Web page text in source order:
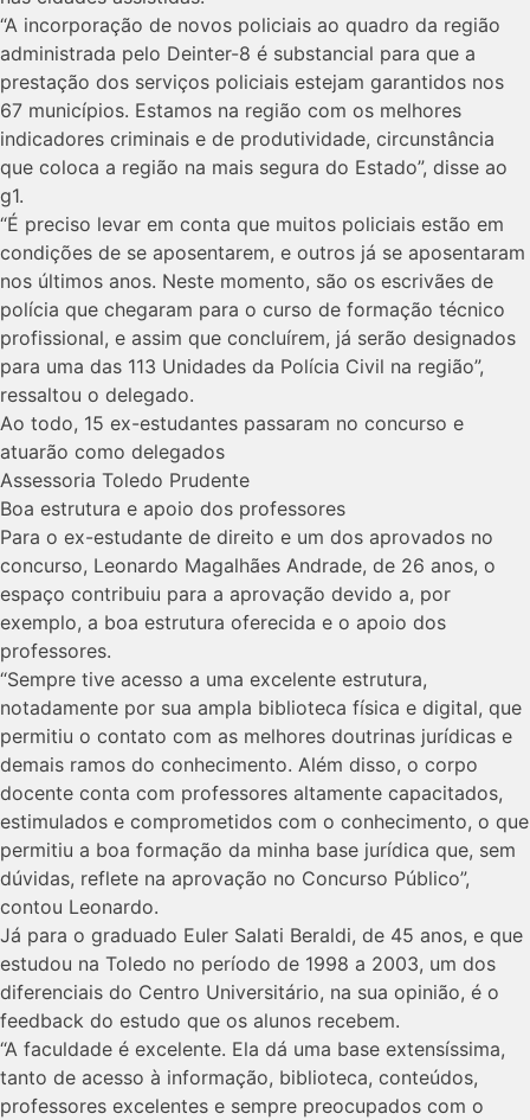
“A incorporação de novos policiais ao quadro da região
administrada pelo Deinter-8 é substancial para que a
prestação dos serviços policiais estejam garantidos nos
67 municípios. Estamos na região com os melhores
indicadores criminais e de produtividade, circunstância
que coloca a região na mais segura do Estado”, disse ao
g1.
“É preciso levar em conta que muitos policiais estão em
condições de se aposentarem, e outros já se aposentaram
nos últimos anos. Neste momento, são os escrivães de
polícia que chegaram para o curso de formação técnico
profissional, e assim que concluírem, já serão designados
para uma das 113 Unidades da Polícia Civil na região”,
ressaltou o delegado.
Ao todo, 15 ex-estudantes passaram no concurso e
atuarão como delegados
Assessoria Toledo Prudente
Boa estrutura e apoio dos professores
Para o ex-estudante de direito e um dos aprovados no
concurso, Leonardo Magalhães Andrade, de 26 anos, o
espaço contribuiu para a aprovação devido a, por
exemplo, a boa estrutura oferecida e o apoio dos
professores.
“Sempre tive acesso a uma excelente estrutura,
notadamente por sua ampla biblioteca física e digital, que
permitiu o contato com as melhores doutrinas jurídicas e
demais ramos do conhecimento. Além disso, o corpo
docente conta com professores altamente capacitados,
estimulados e comprometidos com o conhecimento, o que
permitiu a boa formação da minha base jurídica que, sem
dúvidas, reflete na aprovação no Concurso Público”,
contou Leonardo.
Já para o graduado Euler Salati Beraldi, de 45 anos, e que
estudou na Toledo no período de 1998 a 2003, um dos
diferenciais do Centro Universitário, na sua opinião, é o
feedback do estudo que os alunos recebem.
“A faculdade é excelente. Ela dá uma base extensíssima,
tanto de acesso à informação, biblioteca, conteúdos,
professores excelentes e sempre preocupados com o